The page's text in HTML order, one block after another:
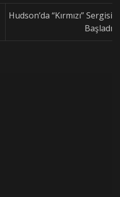
Hudson’da “Kırmızı” Sergisi
Başladı